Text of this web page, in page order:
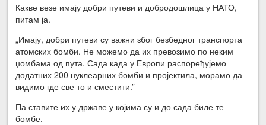
Какве везе имају добри путеви и добродошлица у НАТО,
питам ја.
„Имају, добри путеви су важни због безбедног транспорта
атомских бомби. Не можемо да их превозимо по неким
џомбама од пута. Сада када у Европи распоређујемо
додатних 200 нуклеарних бомби и пројектила, морамо да
видимо где све то и сместити.”
Па ставите их у државе у којима су и до сада биле те
бомбе.